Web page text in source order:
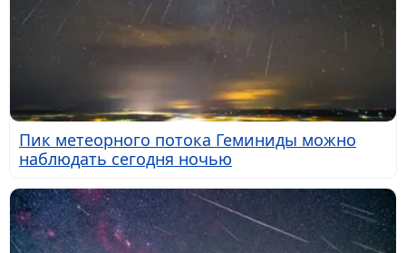
Пик метеорного потока Геминиды можно
наблюдать сегодня ночью